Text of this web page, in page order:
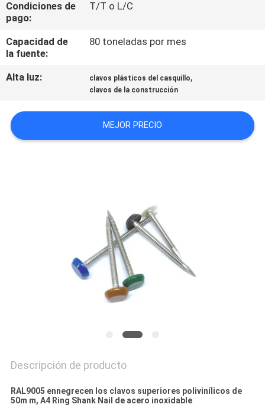
CON
PIDA
UNA
MAPA
Condiciones de
pago:
T/T o L/C
Capacidad de
la fuente:
80 toneladas por mes
Alta luz: clavos plásticos del casquillo,
clavos de la construcción
MEJOR PRECIO
Descripción de producto
RAL9005 ennegrecen los clavos superiores polivinílicos de
50m m, A4 Ring Shank Nail de acero inoxidable